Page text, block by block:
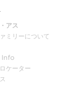
アス
ミリーについて
Info
ケーター